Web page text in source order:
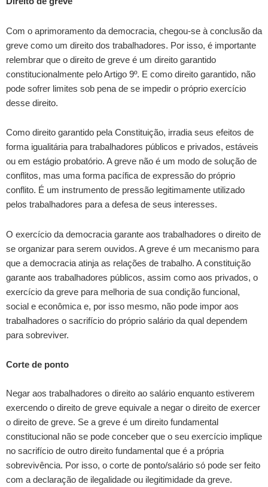
Com o aprimoramento da democracia, chegou-se à conclusão da
greve como um direito dos trabalhadores. Por isso, é importante
relembrar que o direito de greve é um direito garantido
constitucionalmente pelo Artigo 9º. E como direito garantido, não
pode sofrer limites sob pena de se impedir o próprio exercício
desse direito.
Como direito garantido pela Constituição, irradia seus efeitos de
forma igualitária para trabalhadores públicos e privados, estáveis
ou em estágio probatório. A greve não é um modo de solução de
conflitos, mas uma forma pacífica de expressão do próprio
conflito. É um instrumento de pressão legitimamente utilizado
pelos trabalhadores para a defesa de seus interesses.
O exercício da democracia garante aos trabalhadores o direito de
se organizar para serem ouvidos. A greve é um mecanismo para
que a democracia atinja as relações de trabalho. A constituição
garante aos trabalhadores públicos, assim como aos privados, o
exercício da greve para melhoria de sua condição funcional,
social e econômica e, por isso mesmo, não pode impor aos
trabalhadores o sacrifício do próprio salário da qual dependem
para sobreviver.
Corte de ponto
Negar aos trabalhadores o direito ao salário enquanto estiverem
exercendo o direito de greve equivale a negar o direito de exercer
o direito de greve. Se a greve é um direito fundamental
constitucional não se pode conceber que o seu exercício implique
no sacrifício de outro direito fundamental que é a própria
sobrevivência. Por isso, o corte de ponto/salário só pode ser feito
com a declaração de ilegalidade ou ilegitimidade da greve.